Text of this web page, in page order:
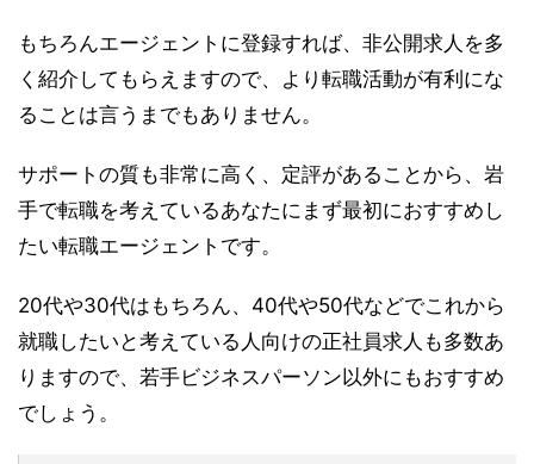
もちろんエージェントに登録すれば、非公開求人を多
く紹介してもらえますので、より転職活動が有利にな
ることは言うまでもありません。
サポートの質も非常に高く、定評があることから、岩
手で転職を考えているあなたにまず最初におすすめし
たい転職エージェントです。
20代や30代はもちろん、40代や50代などでこれから
就職したいと考えている人向けの正社員求人も多数あ
りますので、若手ビジネスパーソン以外にもおすすめ
でしょう。